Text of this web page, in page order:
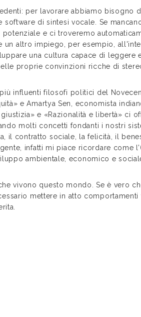
per lavorare abbiamo bisogno
di sintesi vocale. Se
e ci troveremo
un altro impiego, per esempio,
una cultura capace di leggere
proprie convinzioni ricche di
influenti filosofi politici del
e Amartya Sen, economista
giustizia» e «Razionalità e libertà» ci
molti concetti fondanti i nostri
il contratto sociale, la felicità, il
infatti mi piace ricordare come
ambientale, economico e
vivono questo mondo. Se è vero
mettere in atto